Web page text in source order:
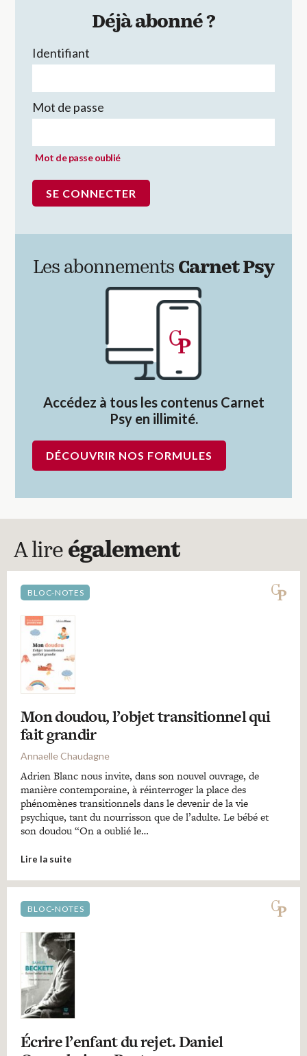
Déjà abonné ?
Identifiant
Mot de passe
Mot de passe oublié
Les abonnements Carnet Psy
Accédez à tous les contenus Carnet
Psy en illimité.
DÉCOUVRIR NOS FORMULES
A lire également
BLOC-NOTES
Mon doudou, l’objet transitionnel qui
fait grandir
Annaelle Chaudagne
Adrien Blanc nous invite, dans son nouvel ouvrage, de
manière contemporaine, à réinterroger la place des
phénomènes transitionnels dans le devenir de la vie
psychique, tant du nourrisson que de l’adulte. Le bébé et
son doudou “On a oublié le…
Lire la suite
BLOC-NOTES
Écrire l’enfant du rejet. Daniel